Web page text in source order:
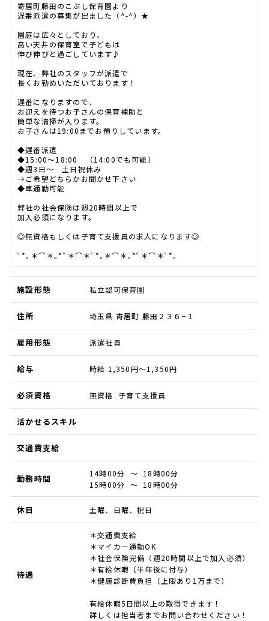
寄居町藤田のこぶし保育園より
遅番派遣の募集が出ました（^-^）★
園庭は広々としており、
高い天井の保育室で子どもは
伸び伸びと過ごしています♪
現在、弊社のスタッフが派遣で
長くお勤めいただいております！
遅番になりますので、
お迎えを待つお子さんの保育補助と
簡単な清掃が入ります。
お子さんは19:00までお預りしています。
◆遅番派遣
◆15:00～18:00 （14:00でも可能）
◆週3日～ 土日祝休み
→ご希望どちらかお聞かせ下さい
◆車通勤可能
弊社の社会保険は週20時間以上で
加入必須になります。
◎無資格もしくは子育て支援員の求人になります◎
ﾟ*｡＊⌒＊｡*ﾟ＊⌒＊ﾟ*｡＊⌒＊｡*ﾟ＊⌒＊ﾟ*｡
施設形態 私立認可保育園
住所 埼玉県 寄居町 藤田２３６−１
雇用形態 派遣社員
給与 時給 1,350円～1,350円
必須資格 無資格 子育て支援員
活かせるスキル
交通費支給
勤務時間
14時00分 ～ 18時00分
15時00分 ～ 18時00分
休日 土曜、日曜、祝日
待遇
＊交通費支給
＊マイカー通勤OK
＊社会保険完備（週20時間以上で加入必須）
＊有給休暇（半年後に付与）
＊健康診断費負担（上限あり1万まで）
有給休暇5日間以上の取得できます！
詳しくは担当者までお問い合わせください！